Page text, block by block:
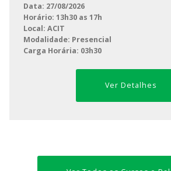
Data: 27/08/2026
Horário: 13h30 as 17h
Local: ACIT
Modalidade: Presencial
Carga Horária: 03h30
Ver Detalhes